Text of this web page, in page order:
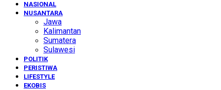
NASIONAL
NUSANTARA
Jawa
Kalimantan
Sumatera
Sulawesi
POLITIK
PERISTIWA
LIFESTYLE
EKOBIS